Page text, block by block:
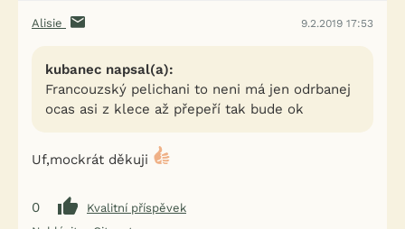
Alisie 9.2.2019 17:53
kubanec napsal(a):
Francouzský pelichani to neni má jen odrbanej
ocas asi z klece až přepeří tak bude ok
Uf,mockrát děkuji
0
Kvalitní příspěvek